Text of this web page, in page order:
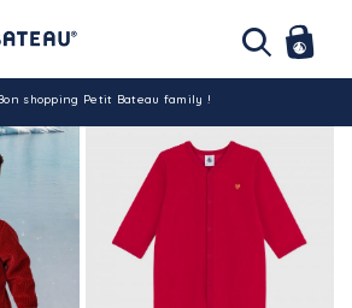
shopping Petit Bateau family !
est assurée partout en Tunisie !
par carte bancaire (hors promo)